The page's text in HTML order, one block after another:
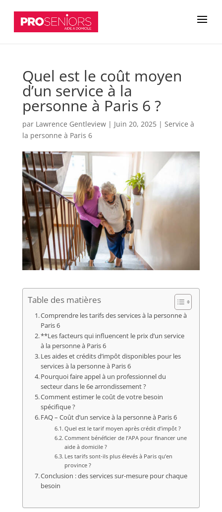
Quel est le coût moyen
d’un service à la
personne à Paris 6 ?
par Lawrence Gentleview| Juin 20, 2025| Service à
la personne à Paris 6
Table des matières
Comprendre les tarifs des services à la personne à
Paris 6
**Les facteurs qui influencent le prix d’un service
à la personne à Paris 6
Les aides et crédits d’impôt disponibles pour les
services à la personne à Paris 6
Pourquoi faire appel à un professionnel du
secteur dans le 6e arrondissement ?
Comment estimer le coût de votre besoin
spécifique ?
FAQ – Coût d’un service à la personne à Paris 6
Quel est le tarif moyen après crédit d’impôt ?
Comment bénéficier de l’APA pour financer une
aide à domicile ?
Les tarifs sont-ils plus élevés à Paris qu’en
province ?
Conclusion : des services sur-mesure pour chaque
besoin